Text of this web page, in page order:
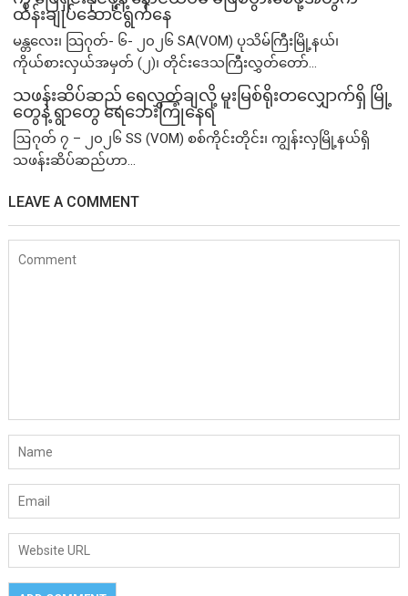
ထိန်းချုပ်ဆောင်ရွက်နေ
မန္တလေး၊ သြဂုတ်- ၆- ၂၀၂၆ SA(VOM) ပုသိမ်ကြီးမြို့နယ်၊
ကိုယ်စားလှယ်အမှတ် (၂)၊ တိုင်းဒေသကြီးလွှတ်တော်...
သဖန်းဆိပ်ဆည် ရေလွှတ်ချလို့ မူးမြစ်ရိုးတလျှောက်ရှိ မြို့
တွေနဲ့ ရွာတွေ ရေဘေးကြုံနေရ
ဩဂုတ် ၇ – ၂၀၂၆ SS (VOM) စစ်ကိုင်းတိုင်း၊ ကျွန်းလှမြို့နယ်ရှိ
သဖန်းဆိပ်ဆည်ဟာ...
LEAVE A COMMENT